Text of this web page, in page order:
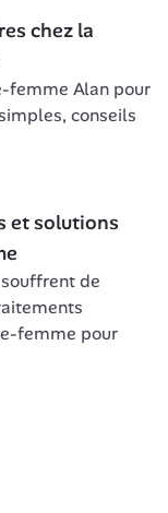
chez la
femme Alan pour
conseils
et solutions
de
femme pour